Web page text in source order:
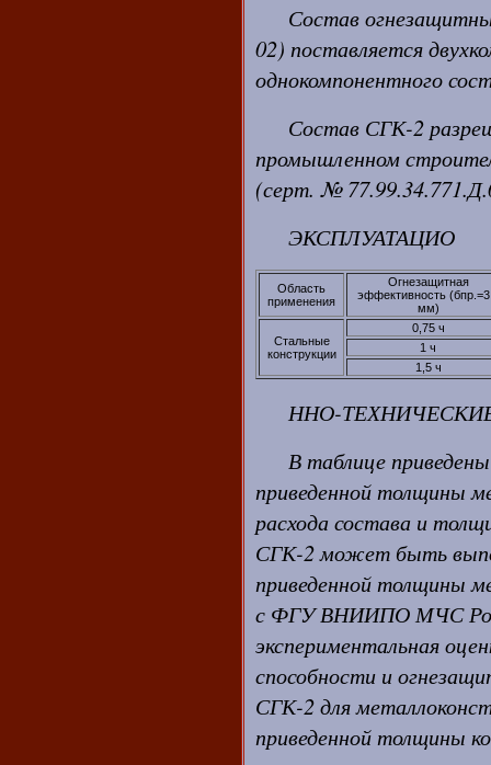
Состав
02) поставляется
однокомпонентного
Состав СГК-2
промышленном
(серт. №
ЭКСПЛУАТАЦИО
Область
применения
Огнезащитная
эффективность
мм)
Стальные
конструкции
0,75 ч
1 ч
1,5 ч
ННО-
В таблице
приведенной толщины
расхода состава и
СГК-2 может быть
приведенной толщины
с ФГУ ВНИИПО МЧС
экспериментальная
способности и
СГК-2 для
приведенной толщины